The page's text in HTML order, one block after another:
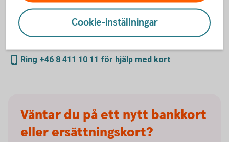
Du kan enkelt spärra och ersätta ditt bankkort direkt i
internetbanken eller appen, dygnet runt. Vi hjälper dig
dygnet runt om du har problem att använda ditt kort.
Ring +46 8 411 10 11 för hjälp med kort
Väntar du på ett nytt bankkort
eller ersättningskort?
Cookie-inställningar